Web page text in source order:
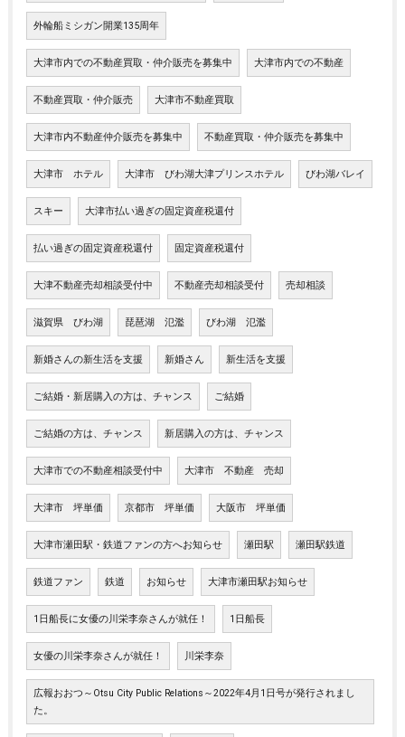
外輪船ミシガン開業135周年
大津市内での不動産買取・仲介販売を募集中 大津市内での不動産
不動産買取・仲介販売 大津市不動産買取
大津市内不動産仲介販売を募集中 不動産買取・仲介販売を募集中
大津市 ホテル 大津市 びわ湖大津プリンスホテル びわ湖バレイ
スキー 大津市払い過ぎの固定資産税還付
払い過ぎの固定資産税還付 固定資産税還付
大津不動産売却相談受付中 不動産売却相談受付 売却相談
滋賀県 びわ湖 琵琶湖 氾濫 びわ湖 氾濫
新婚さんの新生活を支援 新婚さん 新生活を支援
ご結婚・新居購入の方は、チャンス ご結婚
ご結婚の方は、チャンス 新居購入の方は、チャンス
大津市での不動産相談受付中 大津市 不動産 売却
大津市 坪単価 京都市 坪単価 大阪市 坪単価
大津市瀬田駅・鉄道ファンの方へお知らせ 瀬田駅 瀬田駅鉄道
鉄道ファン 鉄道 お知らせ 大津市瀬田駅お知らせ
1日船長に女優の川栄李奈さんが就任！ 1日船長
女優の川栄李奈さんが就任！ 川栄李奈
広報おおつ～Otsu City Public Relations～2022年4月1日号が発行されまし
た。